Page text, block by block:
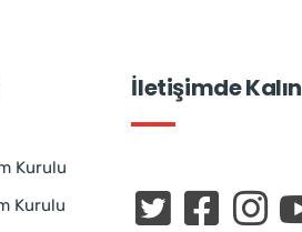
Kurulu
Kurulu
İletişimde Kalın